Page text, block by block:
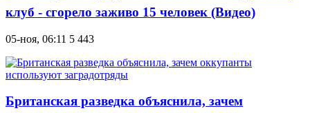
клуб - сгорело заживо 15 человек (Видео)
05-ноя, 06:11 5 443
Британская разведка объяснила, зачем